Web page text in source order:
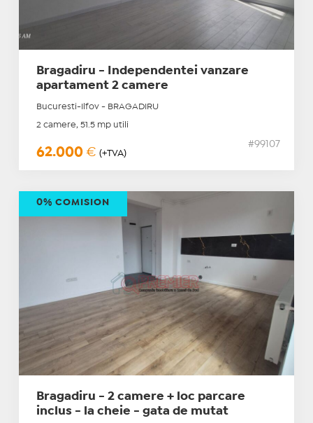
Bragadiru - Independentei vanzare
apartament 2 camere
Bucuresti-Ilfov - BRAGADIRU
2 camere, 51.5 mp utili
62.000 € (+TVA)
#99107
Bragadiru - 2 camere + loc parcare
inclus - la cheie - gata de mutat
0% COMISION